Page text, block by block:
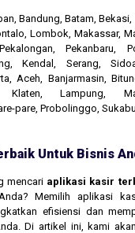
Bandung, Batam,
Lombok, Makassar,
Pekanbaru,
Kendal, Serang,
Aceh, Banjarmasin,
Klaten, Lampung,
pare, Probolinggo,
Untuk Bisnis
mencari aplikasi kasir
Memilih aplikasi
efisiensi dan
Di artikel ini, kami